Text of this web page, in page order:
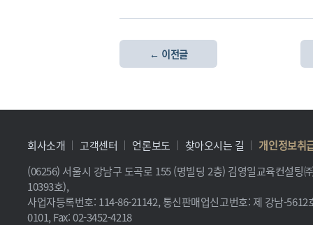
← 이전글
회사소개 고객센터 언론보도 찾아오시는 길
개인정보취
(06256) 서울시 강남구 도곡로 155 (명빌딩 2층) 김영일교육컨설팅
10393호),
사업자등록번호: 114-86-21142, 통신판매업신고번호: 제 강남-
0101, Fax: 02-3452-4218